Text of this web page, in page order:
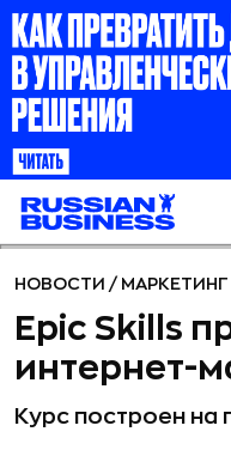
НОВОСТИ / МАРКЕТИНГ
Epic Skills
интернет-
Курс построен на